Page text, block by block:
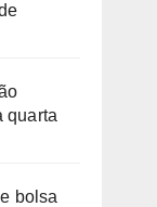
quarta
bolsa